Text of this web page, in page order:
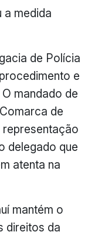
a medida
de Polícia
e
mandado de
de
representação
delegado que
atenta na
mantém o
direitos da